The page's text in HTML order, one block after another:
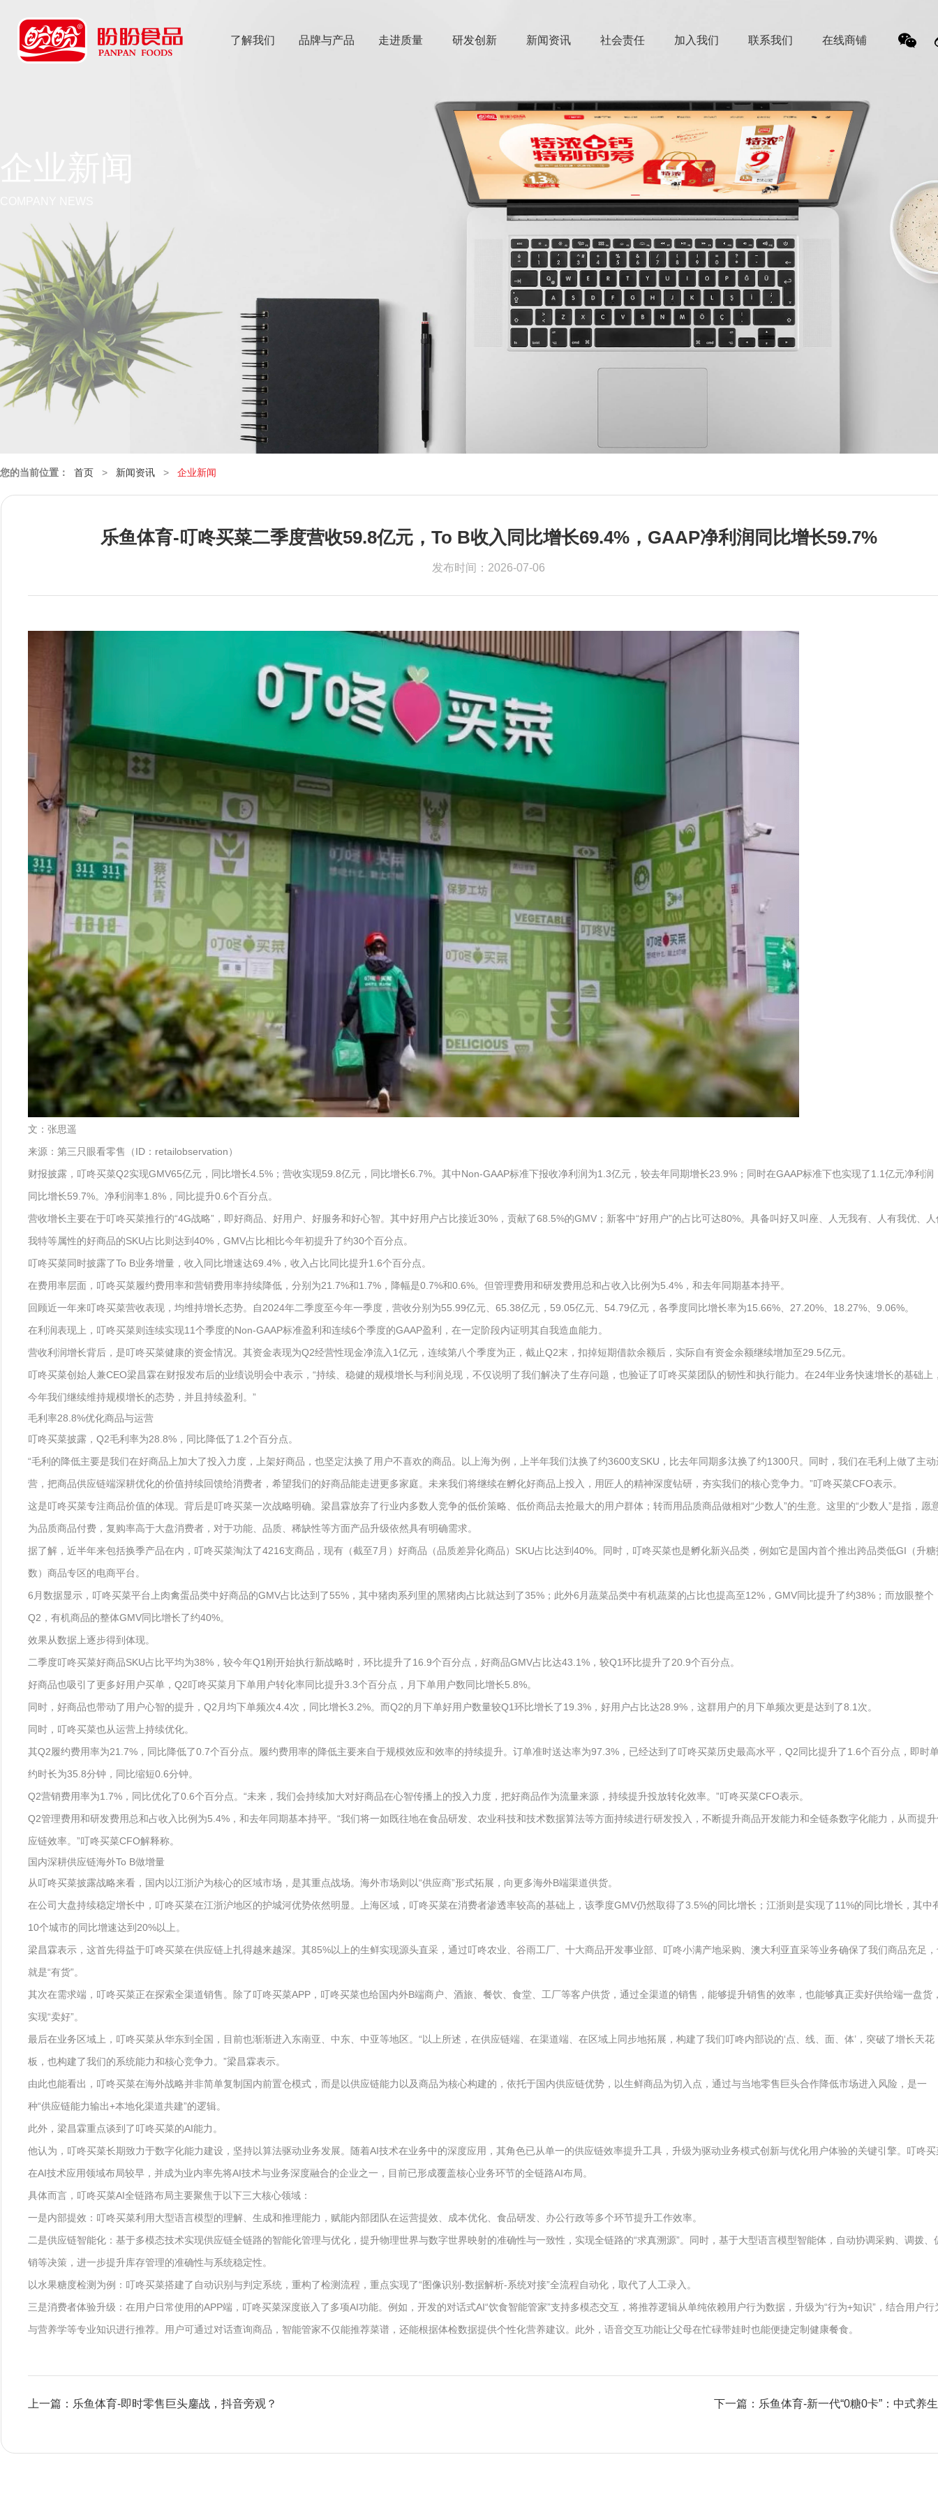
了解我们 品牌与产品 走进质量 研发创新 新闻资讯 社会责任 加入我们 联系我们 在线商铺
您的当前位置： 首页 > 新闻资讯 > 企业新闻
乐鱼体育-叮咚买菜二季度营收59.8亿元，To B收入同比增长69.4%，GAAP净利润同比增长59.7%
发布时间：2026-07-06
文：张思遥
来源：第三只眼看零售（ID：retailobservation）
财报披露，叮咚买菜Q2实现GMV65亿元，同比增长4.5%；营收实现59.8亿元，同比增长6.7%。其中Non-GAAP标准下报收净利润为1.3亿元，较去年同期增长23.9%；同时在GAAP标准下也实现了1.1亿元净利润
同比增长59.7%。净利润率1.8%，同比提升0.6个百分点。
营收增长主要在于叮咚买菜推行的“4G战略”，即好商品、好用户、好服务和好心智。其中好用户占比接近30%，贡献了68.5%的GMV；新客中“好用户”的占比可达80%。具备叫好又叫座、人无我有、人有我优、人
我特等属性的好商品的SKU占比则达到40%，GMV占比相比今年初提升了约30个百分点。
叮咚买菜同时披露了To B业务增量，收入同比增速达69.4%，收入占比同比提升1.6个百分点。
在费用率层面，叮咚买菜履约费用率和营销费用率持续降低，分别为21.7%和1.7%，降幅是0.7%和0.6%。但管理费用和研发费用总和占收入比例为5.4%，和去年同期基本持平。
回顾近一年来叮咚买菜营收表现，均维持增长态势。自2024年二季度至今年一季度，营收分别为55.99亿元、65.38亿元，59.05亿元、54.79亿元，各季度同比增长率为15.66%、27.20%、18.27%、9.06%。
在利润表现上，叮咚买菜则连续实现11个季度的Non-GAAP标准盈利和连续6个季度的GAAP盈利，在一定阶段内证明其自我造血能力。
营收利润增长背后，是叮咚买菜健康的资金情况。其资金表现为Q2经营性现金净流入1亿元，连续第八个季度为正，截止Q2末，扣掉短期借款余额后，实际自有资金余额继续增加至29.5亿元。
叮咚买菜创始人兼CEO梁昌霖在财报发布后的业绩说明会中表示，“持续、稳健的规模增长与利润兑现，不仅说明了我们解决了生存问题，也验证了叮咚买菜团队的韧性和执行能力。在24年业务快速增长的基础上
今年我们继续维持规模增长的态势，并且持续盈利。”
毛利率28.8%优化商品与运营
叮咚买菜披露，Q2毛利率为28.8%，同比降低了1.2个百分点。
“毛利的降低主要是我们在好商品上加大了投入力度，上架好商品，也坚定汰换了用户不喜欢的商品。以上海为例，上半年我们汰换了约3600支SKU，比去年同期多汰换了约1300只。同时，我们在毛利上做了主动
营，把商品供应链端深耕优化的价值持续回馈给消费者，希望我们的好商品能走进更多家庭。未来我们将继续在孵化好商品上投入，用匠人的精神深度钻研，夯实我们的核心竞争力。”叮咚买菜CFO表示。
这是叮咚买菜专注商品价值的体现。背后是叮咚买菜一次战略明确。梁昌霖放弃了行业内多数人竞争的低价策略、低价商品去抢最大的用户群体；转而用品质商品做相对“少数人”的生意。这里的“少数人”是指，愿
为品质商品付费，复购率高于大盘消费者，对于功能、品质、稀缺性等方面产品升级依然具有明确需求。
据了解，近半年来包括换季产品在内，叮咚买菜淘汰了4216支商品，现有（截至7月）好商品（品质差异化商品）SKU占比达到40%。同时，叮咚买菜也是孵化新兴品类，例如它是国内首个推出跨品类低GI（升糖
数）商品专区的电商平台。
6月数据显示，叮咚买菜平台上肉禽蛋品类中好商品的GMV占比达到了55%，其中猪肉系列里的黑猪肉占比就达到了35%；此外6月蔬菜品类中有机蔬菜的占比也提高至12%，GMV同比提升了约38%；而放眼整个
Q2，有机商品的整体GMV同比增长了约40%。
效果从数据上逐步得到体现。
二季度叮咚买菜好商品SKU占比平均为38%，较今年Q1刚开始执行新战略时，环比提升了16.9个百分点，好商品GMV占比达43.1%，较Q1环比提升了20.9个百分点。
好商品也吸引了更多好用户买单，Q2叮咚买菜月下单用户转化率同比提升3.3个百分点，月下单用户数同比增长5.8%。
同时，好商品也带动了用户心智的提升，Q2月均下单频次4.4次，同比增长3.2%。而Q2的月下单好用户数量较Q1环比增长了19.3%，好用户占比达28.9%，这群用户的月下单频次更是达到了8.1次。
同时，叮咚买菜也从运营上持续优化。
其Q2履约费用率为21.7%，同比降低了0.7个百分点。履约费用率的降低主要来自于规模效应和效率的持续提升。订单准时送达率为97.3%，已经达到了叮咚买菜历史最高水平，Q2同比提升了1.6个百分点，即时
约时长为35.8分钟，同比缩短0.6分钟。
Q2营销费用率为1.7%，同比优化了0.6个百分点。“未来，我们会持续加大对好商品在心智传播上的投入力度，把好商品作为流量来源，持续提升投放转化效率。”叮咚买菜CFO表示。
Q2管理费用和研发费用总和占收入比例为5.4%，和去年同期基本持平。“我们将一如既往地在食品研发、农业科技和技术数据算法等方面持续进行研发投入，不断提升商品开发能力和全链条数字化能力，从而提
应链效率。”叮咚买菜CFO解释称。
国内深耕供应链海外To B做增量
从叮咚买菜披露战略来看，国内以江浙沪为核心的区域市场，是其重点战场。海外市场则以“供应商”形式拓展，向更多海外B端渠道供货。
在公司大盘持续稳定增长中，叮咚买菜在江浙沪地区的护城河优势依然明显。上海区域，叮咚买菜在消费者渗透率较高的基础上，该季度GMV仍然取得了3.5%的同比增长；江浙则是实现了11%的同比增长，其中
10个城市的同比增速达到20%以上。
梁昌霖表示，这首先得益于叮咚买菜在供应链上扎得越来越深。其85%以上的生鲜实现源头直采，通过叮咚农业、谷雨工厂、十大商品开发事业部、叮咚小满产地采购、澳大利亚直采等业务确保了我们商品充足
就是“有货”。
其次在需求端，叮咚买菜正在探索全渠道销售。除了叮咚买菜APP，叮咚买菜也给国内外B端商户、酒旅、餐饮、食堂、工厂等客户供货，通过全渠道的销售，能够提升销售的效率，也能够真正卖好供给端一盘货
实现“卖好”。
最后在业务区域上，叮咚买菜从华东到全国，目前也渐渐进入东南亚、中东、中亚等地区。“以上所述，在供应链端、在渠道端、在区域上同步地拓展，构建了我们叮咚内部说的‘点、线、面、体’，突破了增长天花
板，也构建了我们的系统能力和核心竞争力。”梁昌霖表示。
由此也能看出，叮咚买菜在海外战略并非简单复制国内前置仓模式，而是以供应链能力以及商品为核心构建的，依托于国内供应链优势，以生鲜商品为切入点，通过与当地零售巨头合作降低市场进入风险，是一
种“供应链能力输出+本地化渠道共建”的逻辑。
此外，梁昌霖重点谈到了叮咚买菜的AI能力。
他认为，叮咚买菜长期致力于数字化能力建设，坚持以算法驱动业务发展。随着AI技术在业务中的深度应用，其角色已从单一的供应链效率提升工具，升级为驱动业务模式创新与优化用户体验的关键引擎。叮咚买
在AI技术应用领域布局较早，并成为业内率先将AI技术与业务深度融合的企业之一，目前已形成覆盖核心业务环节的全链路AI布局。
具体而言，叮咚买菜AI全链路布局主要聚焦于以下三大核心领域：
一是内部提效：叮咚买菜利用大型语言模型的理解、生成和推理能力，赋能内部团队在运营提效、成本优化、食品研发、办公行政等多个环节提升工作效率。
二是供应链智能化：基于多模态技术实现供应链全链路的智能化管理与优化，提升物理世界与数字世界映射的准确性与一致性，实现全链路的“求真溯源”。同时，基于大型语言模型智能体，自动协调采购、调拨、
销等决策，进一步提升库存管理的准确性与系统稳定性。
以水果糖度检测为例：叮咚买菜搭建了自动识别与判定系统，重构了检测流程，重点实现了“图像识别-数据解析-系统对接”全流程自动化，取代了人工录入。
三是消费者体验升级：在用户日常使用的APP端，叮咚买菜深度嵌入了多项AI功能。例如，开发的对话式AI“饮食智能管家”支持多模态交互，将推荐逻辑从单纯依赖用户行为数据，升级为“行为+知识”，结合用户行
与营养学等专业知识进行推荐。用户可通过对话查询商品，智能管家不仅能推荐菜谱，还能根据体检数据提供个性化营养建议。此外，语音交互功能让父母在忙碌带娃时也能便捷定制健康餐食。
上一篇：乐鱼体育-即时零售巨头鏖战，抖音旁观？ 下一篇：乐鱼体育-新一代“0糖0卡”：中式养